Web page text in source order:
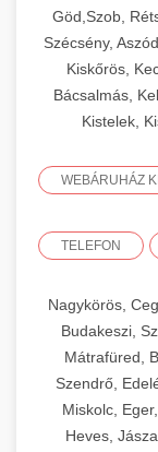
Göd,Szob,
Szécsény,
Kiskőrös,
Bácsalmás,
Kistelek,
WEBÁRUHÁZ
TELEFON
Nagykörös,
Budakeszi,
Mátrafüred,
Szendrő,
Miskolc,
Heves,